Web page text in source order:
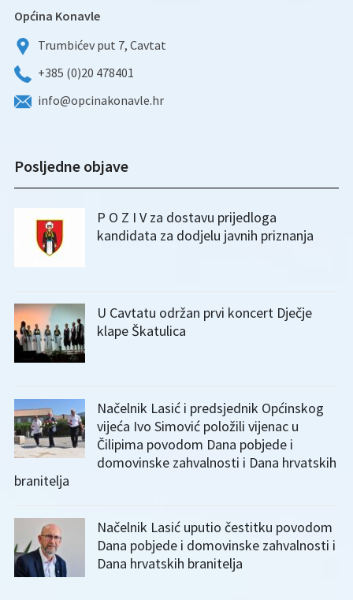
Općina Konavle
Trumbićev put 7, Cavtat
+385 (0)20 478401
info@opcinakonavle.hr
Posljedne objave
P O Z I V za dostavu prijedloga
kandidata za dodjelu javnih priznanja
U Cavtatu održan prvi koncert Dječje
klape Škatulica
Načelnik Lasić i predsjednik Općinskog
vijeća Ivo Simović položili vijenac u
Čilipima povodom Dana pobjede i
domovinske zahvalnosti i Dana hrvatskih
branitelja
Načelnik Lasić uputio čestitku povodom
Dana pobjede i domovinske zahvalnosti i
Dana hrvatskih branitelja